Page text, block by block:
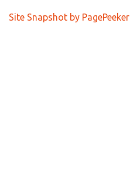
Site Snapshot by PagePeeker